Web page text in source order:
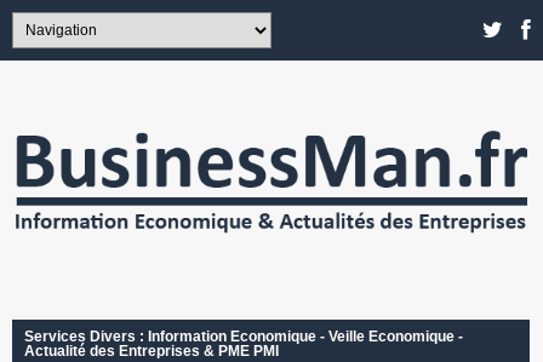
Services Divers : Information Economique - Veille Economique -
Actualité des Entreprises & PME PMI